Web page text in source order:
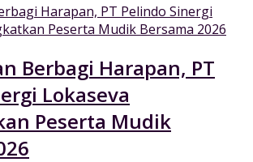
Berbagi Harapan, PT
Lokaseva
Peserta Mudik